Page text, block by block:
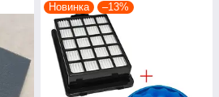
Новинка –13%